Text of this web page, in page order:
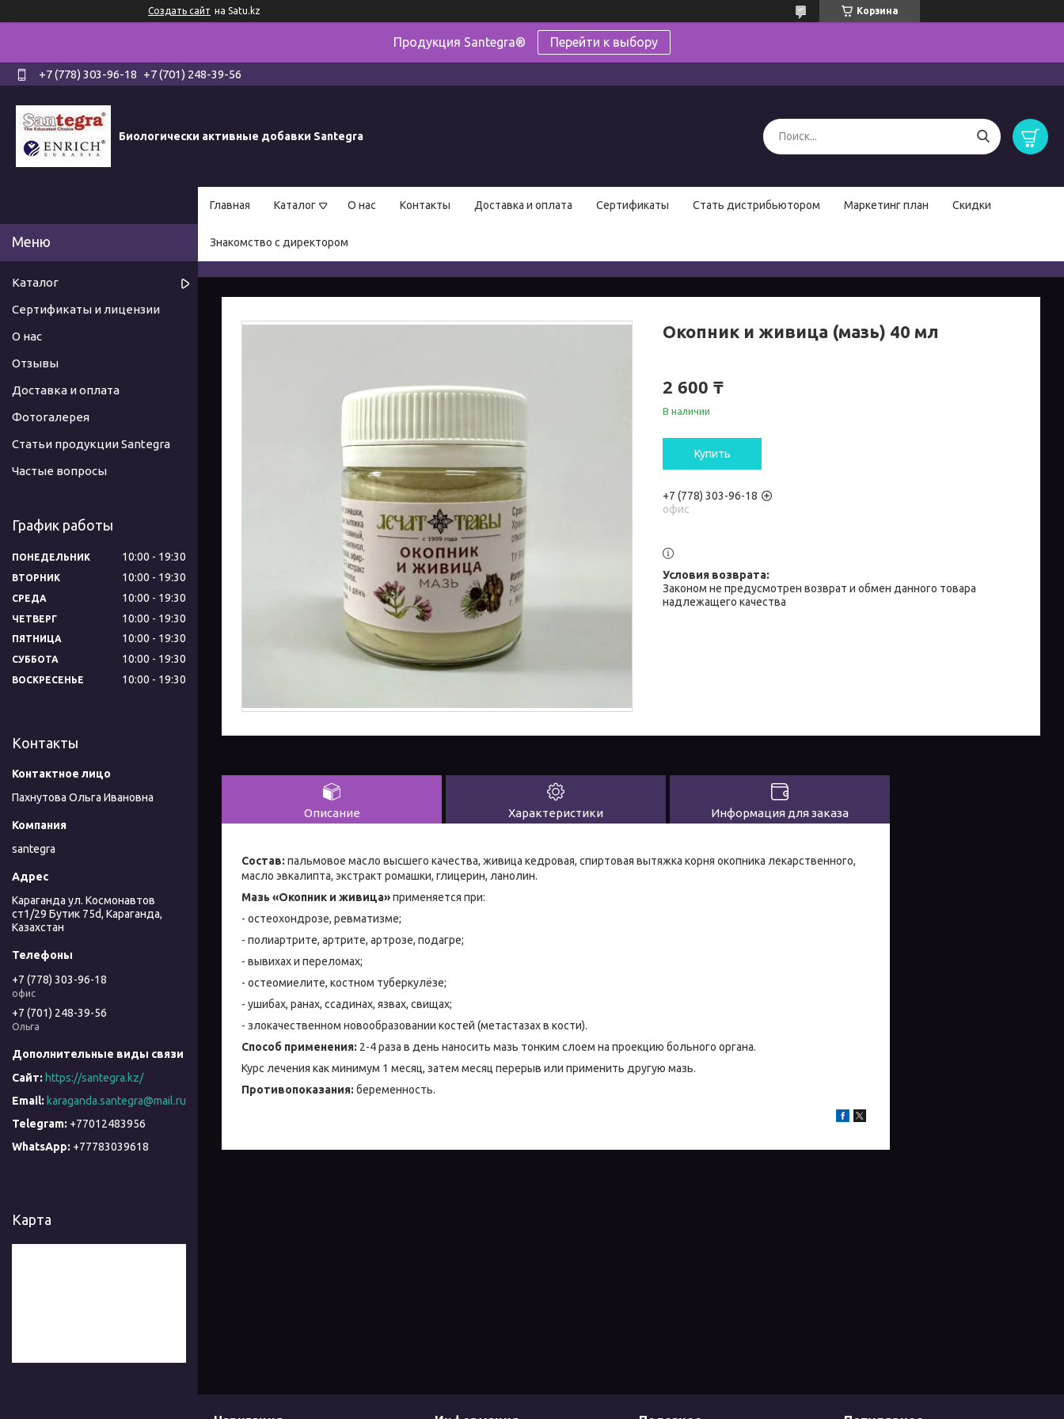
Создать сайт на Satu.kz Корзина
Продукция Santegra® Перейти к выбору
+7 (778) 303-96-18 +7 (701) 248-39-56
Биологически активные добавки Santegra
Главная Каталог О нас Контакты Доставка и оплата Сертификаты Стать дистрибьютором Маркетинг план Скидки
Знакомство с директором
Окопник и живица (мазь) 40 мл
2 600 ₸
В наличии
Купить
+7 (778) 303-96-18
офис
Законом не предусмотрен возврат и обмен данного товара
надлежащего качества
Описание Характеристики Информация для заказа
Состав: пальмовое масло высшего качества, живица кедровая, спиртовая вытяжка корня окопника лекарственного,
масло эвкалипта, экстракт ромашки, глицерин, ланолин.
Мазь «Окопник и живица»применяется при:
- остеохондрозе, ревматизме;
- полиартрите, артрите, артрозе, подагре;
- вывихах и переломах;
- остеомиелите, костном туберкулёзе;
- ушибах, ранах, ссадинах, язвах, свищах;
- злoкачественном новообразовании костей (метастазах в кости).
Способ применения: 2-4 раза в день наносить мазь тонким слоем на проекцию больного органа.
Курс лечения как минимум 1 месяц, затем месяц перерыв или применить другую мазь.
Противопоказания: беременность.
Каталог
Сертификаты и лицензии
О нас
Отзывы
Доставка и оплата
Фотогалерея
Статьи продукции Santegra
Частые вопросы
График работы
ПОНЕДЕЛЬНИК 10:00 19:30
ВТОРНИК 10:00 19:30
СРЕДА 10:00 19:30
ЧЕТВЕРГ 10:00 19:30
ПЯТНИЦА 10:00 19:30
СУББОТА 10:00 19:30
ВОСКРЕСЕНЬЕ 10:00 19:30
Контакты
Пахнутова Ольга Ивановна
santegra
Караганда ул. Космонавтов
ст1/29 Бутик 75d, Караганда,
Казахстан
+7 (778) 303-96-18
офис
+7 (701) 248-39-56
Ольга
https://santegra.kz/
karaganda.santegra@mail.ru
+77012483956
+77783039618
Карта